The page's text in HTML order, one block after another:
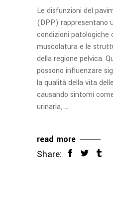
Le disfunzioni del
(DPP) rappresentano
condizioni patologiche
muscolatura e le
della regione pelvica.
possono influenzare
la qualità della vita
causando sintomi
urinaria,
read more
Share: